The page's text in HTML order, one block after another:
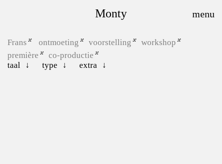
Monty
Frans ontmoeting voorstelling
workshop
première
co-productie
taal
type extra